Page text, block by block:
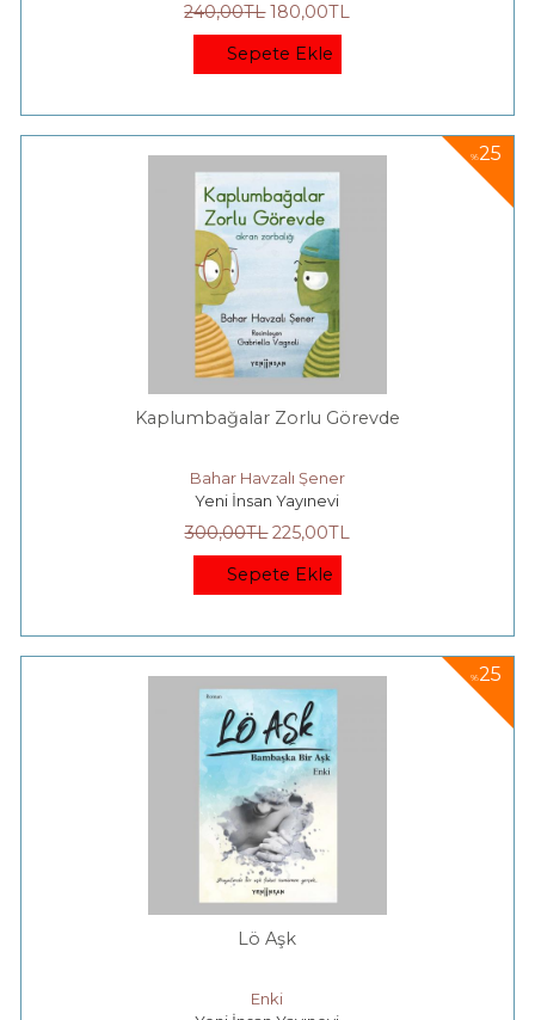
240,00TL 180,00TL
Sepete Ekle
%25
Kaplumbağalar Zorlu Görevde
Bahar Havzalı Şener
Yeni İnsan Yayınevi
300,00TL 225,00TL
Sepete Ekle
%25
Lö Aşk
Enki